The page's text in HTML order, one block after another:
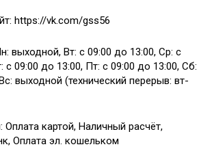
https://vk.com/gss56
выходной, Вт: с 09:00 до 13:00, Ср: с
с 09:00 до 13:00, Пт: с 09:00 до 13:00, Сб:
выходной (технический перерыв: вт-
картой, Наличный расчёт,
Оплата эл. кошельком